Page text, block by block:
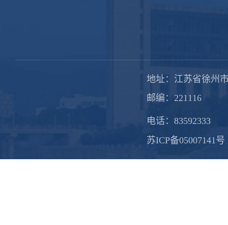
地址：江苏省徐州
邮编：221116
电话：83592333
苏ICP备05007141号